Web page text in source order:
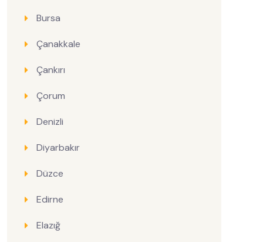
Bursa
Çanakkale
Çankırı
Çorum
Denizli
Diyarbakır
Düzce
Edirne
Elazığ